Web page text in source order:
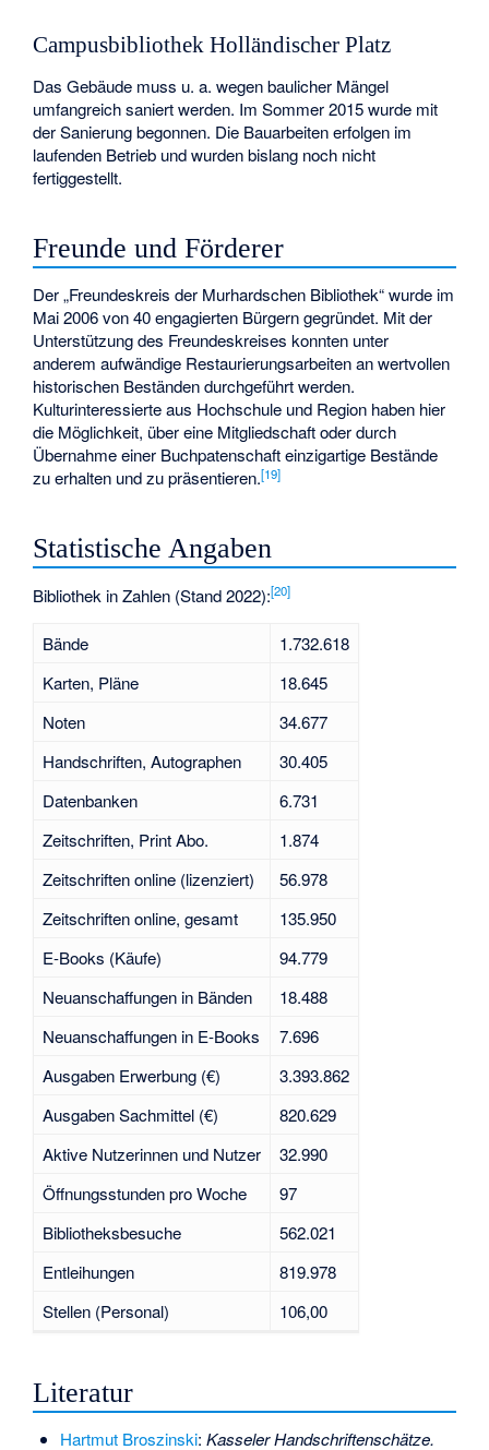
Campusbibliothek Holländischer Platz
Das Gebäude muss u. a. wegen baulicher Mängel
umfangreich saniert werden. Im Sommer 2015 wurde mit
der Sanierung begonnen. Die Bauarbeiten erfolgen im
laufenden Betrieb und wurden bislang noch nicht
fertiggestellt.
Freunde und Förderer
Der „Freundeskreis der Murhardschen Bibliothek“ wurde im
Mai 2006 von 40 engagierten Bürgern gegründet. Mit der
Unterstützung des Freundeskreises konnten unter
anderem aufwändige Restaurierungsarbeiten an wertvollen
historischen Beständen durchgeführt werden.
Kulturinteressierte aus Hochschule und Region haben hier
die Möglichkeit, über eine Mitgliedschaft oder durch
Übernahme einer Buchpatenschaft einzigartige Bestände
zu erhalten und zu präsentieren.[19]
Statistische Angaben
Bibliothek in Zahlen (Stand 2022):[20]
Bände
1.732.618
Karten, Pläne
18.645
Noten
34.677
Handschriften, Autographen
30.405
Datenbanken
6.731
Zeitschriften, Print Abo.
1.874
Zeitschriften online (lizenziert)
56.978
Zeitschriften online, gesamt
135.950
E-Books (Käufe)
94.779
Neuanschaffungen in Bänden
18.488
Neuanschaffungen in E-Books
7.696
Ausgaben Erwerbung (€)
3.393.862
Ausgaben Sachmittel (€)
820.629
Aktive Nutzerinnen und Nutzer
32.990
Öffnungsstunden pro Woche
97
Bibliotheksbesuche
562.021
Entleihungen
819.978
Stellen (Personal)
106,00
Literatur
Hartmut Broszinski: Kasseler Handschriftenschätze.